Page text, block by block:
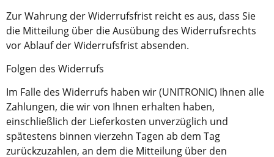
Zur Wahrung der Widerrufsfrist reicht es aus, dass Sie
die Mitteilung über die Ausübung des Widerrufsrechts
vor Ablauf der Widerrufsfrist absenden.
Folgen des Widerrufs
Im Falle des Widerrufs haben wir (UNITRONIC) Ihnen alle
Zahlungen, die wir von Ihnen erhalten haben,
einschließlich der Lieferkosten unverzüglich und
spätestens binnen vierzehn Tagen ab dem Tag
zurückzuzahlen, an dem die Mitteilung über den